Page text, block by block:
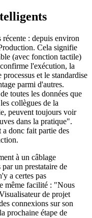
: depuis environ
Cela signifie
(avec fonction tactile)
l'exécution, la
et le standardise
parmi d'autres.
toutes les données que
collègues de la
peuvent toujours voir
dans la pratique".
a donc fait partie des
à un câblage
un prestataire de
a certes pas
même facilité : "Nous
de projet
connexions sur son
prochaine étape de